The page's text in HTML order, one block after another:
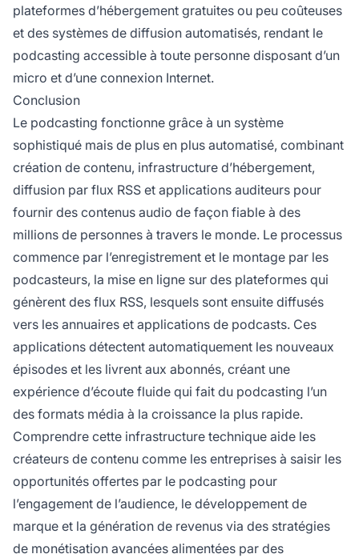
plateformes d’hébergement gratuites ou peu coûteuses
et des systèmes de diffusion automatisés, rendant le
podcasting accessible à toute personne disposant d’un
micro et d’une connexion Internet.
Conclusion
Le podcasting fonctionne grâce à un système
sophistiqué mais de plus en plus automatisé, combinant
création de contenu, infrastructure d’hébergement,
diffusion par flux RSS et applications auditeurs pour
fournir des contenus audio de façon fiable à des
millions de personnes à travers le monde. Le processus
commence par l’enregistrement et le montage par les
podcasteurs, la mise en ligne sur des plateformes qui
génèrent des flux RSS, lesquels sont ensuite diffusés
vers les annuaires et applications de podcasts. Ces
applications détectent automatiquement les nouveaux
épisodes et les livrent aux abonnés, créant une
expérience d’écoute fluide qui fait du podcasting l’un
des formats média à la croissance la plus rapide.
Comprendre cette infrastructure technique aide les
créateurs de contenu comme les entreprises à saisir les
opportunités offertes par le podcasting pour
l’engagement de l’audience, le développement de
marque et la génération de revenus via des stratégies
de monétisation avancées alimentées par des